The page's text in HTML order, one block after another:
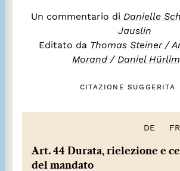
Un commentario di Danielle
Jauslin
Editato da Thomas Steiner/
Morand/ Daniel
CITAZIONE SUGGERITA
DE FR
Art. 44 Durata, rielezione e
del mandato